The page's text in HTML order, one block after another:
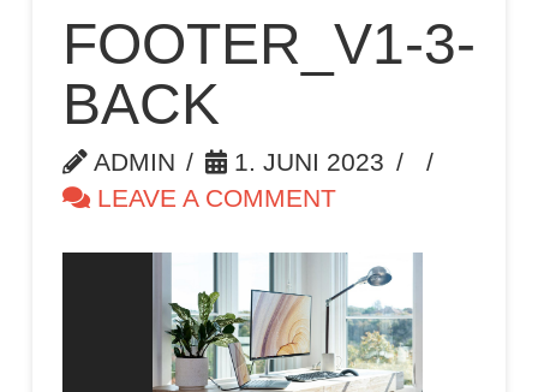
FOOTER_V1-3-
BACK
ADMIN
1. JUNI 2023
LEAVE A COMMENT